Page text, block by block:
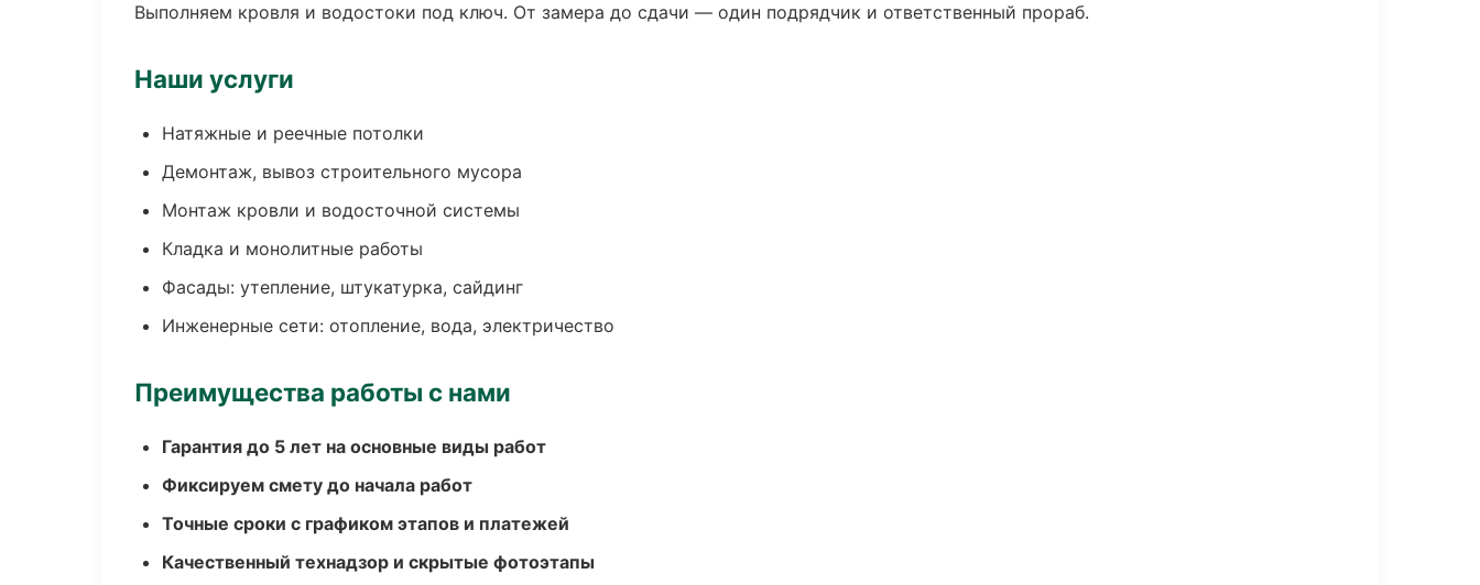
Выполняем кровля и водостоки под ключ. От замера до сдачи — один подрядчик и ответственный прораб.
Наши услуги
Натяжные и реечные потолки
Демонтаж, вывоз строительного мусора
Монтаж кровли и водосточной системы
Кладка и монолитные работы
Фасады: утепление, штукатурка, сайдинг
Инженерные сети: отопление, вода, электричество
Преимущества работы с нами
Гарантия до 5 лет на основные виды работ
Фиксируем смету до начала работ
Точные сроки с графиком этапов и платежей
Качественный технадзор и скрытые фотоэтапы